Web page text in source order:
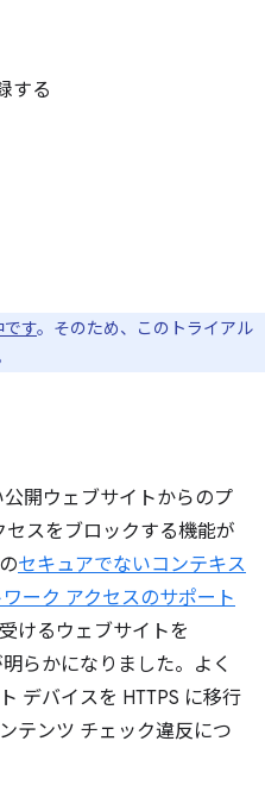
する
です。そのため、このトライアル
開ウェブサイトからのプ
スをブロックする機能が
セキュアでないコンテキス
ーク アクセスのサポート
けるウェブサイトを
らかになりました。よく
デバイスを HTTPS に移行
テンツ チェック違反につ